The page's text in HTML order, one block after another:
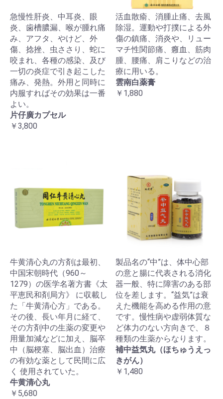
急慢性肝炎、中耳炎、眼
炎、歯槽膿漏、喉が腫れ痛
み、アフタ、やけど、外
傷、捻挫、虫ささり、蛇に
咬まれ、各種の感染、及び
一切の炎症で引き起こした
痛み、発熱。外用と同時に
内服すればその効果は一番
よい。
片仔廣カプセル
￥3,800
活血散瘉、消腫止痛、去風
除湿。運動や打撲による外
傷の鎮痛、消炎や、リュー
マチ性関節痛、癰血、筋肉
腫、腰痛、肩こりなどの治
療に用いる。
雲南白薬膏
￥1,880
牛黄清心丸の方剤は最初、
中国宋朝時代（960～
1279）の医学名著方書《太
平恵民和剤局方》 に収載し
た「牛黄清心方」である。
その後、長い年月に経て、
その方剤中の生薬の変更や
用量加減などに加え、脳卒
中（脳梗塞、脳出血）治療
の有効な薬として民間に広
く 使用されていた。
牛黄清心丸
￥5,680
製品名の“中”は、体中心部
の意と腸に代表される消化
器一般、特に障害のある部
位を差します。“益気”は衰
えた機能を高める作用の意
です。慢性病や虚弱体質な
ど体力のない方向きで、８
種類の生薬からなります。
補中益気丸（ほちゅうえっ
きがん）
￥1,480